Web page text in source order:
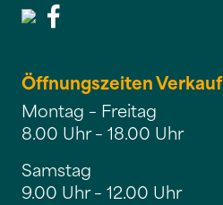
Öffnungszeiten Verkauf
Montag – Freitag
8.00 Uhr – 18.00 Uhr
Samstag
9.00 Uhr – 12.00 Uhr